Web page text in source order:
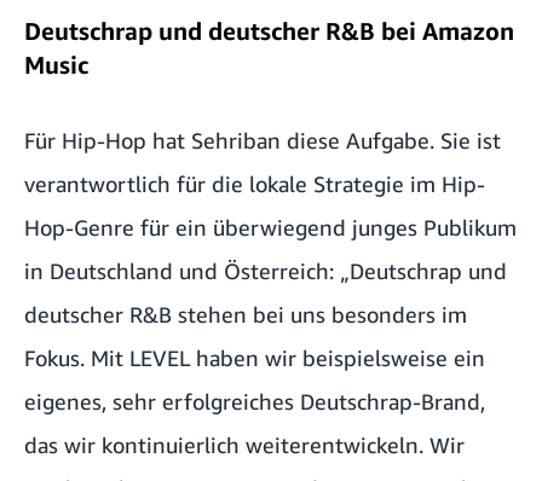
Deutschrap und deutscher R&B bei Amazon
Music
Für Hip-Hop hat Sehriban diese Aufgabe. Sie ist
verantwortlich für die lokale Strategie im Hip-
Hop-Genre für ein überwiegend junges Publikum
in Deutschland und Österreich: „Deutschrap und
deutscher R&B stehen bei uns besonders im
Fokus. Mit LEVEL haben wir beispielsweise ein
eigenes, sehr erfolgreiches Deutschrap-Brand,
das wir kontinuierlich weiterentwickeln. Wir